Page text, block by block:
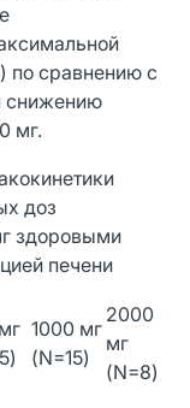
) по сравнению с
снижению
мг.
доз
здоровыми
печени
1000 мг
(N=15)
2000
мг
(N=8)